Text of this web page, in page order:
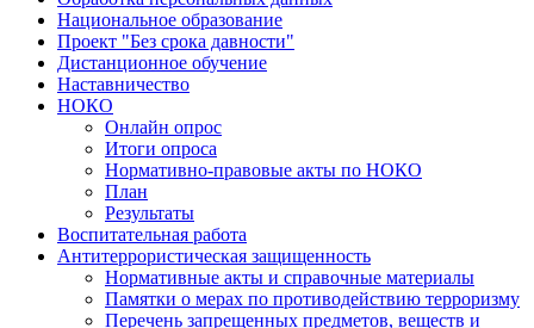
Национальное образование
Проект "Без срока давности"
Дистанционное обучение
Наставничество
НОКО
Онлайн опрос
Итоги опроса
Нормативно-правовые акты по НОКО
План
Результаты
Воспитательная работа
Антитеррористическая защищенность
Нормативные акты и справочные материалы
Памятки о мерах по противодействию терроризму
Перечень запрещенных предметов, веществ и